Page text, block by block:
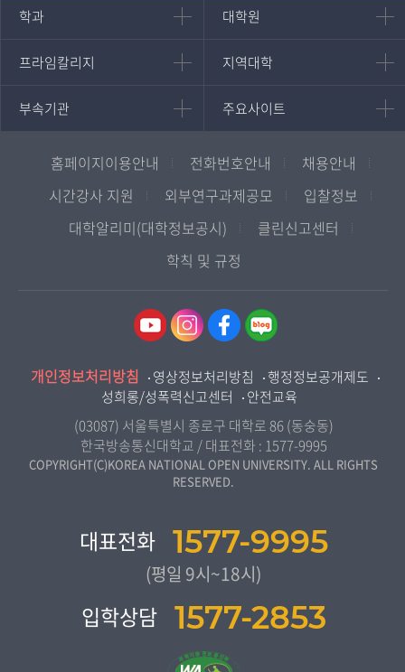
학과
인문과학대학
국어국문학과
영어영문학과
사회과학대학
미디어영상학과
도시콘텐츠·관광학과
사회복지연계전공
사회복지학과
통계•데이터과학과
대학원
대학원
대학원
경영대학원
프라임칼리지
프라임칼리지
학사학위과정
평생교육과정
지역대학
지역대학
지역대학 포털
서울지역대학
대구경북지역대학
인천지역대학
광주전남지역대학
울산지역대학
강원지역대학
전북지역대학
경남지역대학
제주지역대학
부속기관
부속기관
중앙도서관
원격교육혁신연구원
통합인문학연구소
종합교육연수원
인권센터
교원양성지원센터
주요사이트
주요사이트
멘토링
진로심리상담
교육정보화본부
OpenVLab
홈페이지이용안내 전화번호안내
채용안내
시간강사 지원
외부연구과제공모
입찰정보
대학알리미(대학정보공시)
클린신고센터
학칙 및 규정
개인정보처리방침 영상정보처리방침
행정정보공개제도
성희롱/성폭력신고센터
안전교육
(03087) 서울특별시 종로구 대학로 86 (동숭동)
한국방송통신대학교 / 대표전화 : 1577-9995
COPYRIGHT(C)KOREA NATIONAL OPEN UNIVERSITY. ALL RIGHTS
RESERVED.
대표전화 1577-9995
(평일 9시~18시)
입학상담 1577-2853